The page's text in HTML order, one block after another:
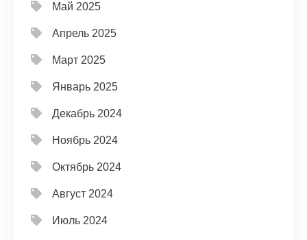
Май 2025
Апрель 2025
Март 2025
Январь 2025
Декабрь 2024
Ноябрь 2024
Октябрь 2024
Август 2024
Июль 2024